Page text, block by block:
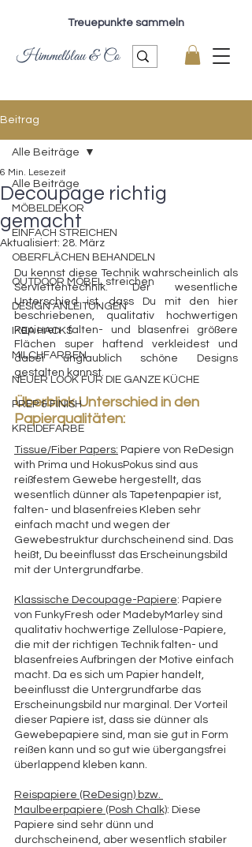
Treuepunkte sammeln
Himmelblau & Co
Beitrag
Alle Beiträge
MÖBELDEKOR
EINFACH STREICHEN
OBERFLÄCHEN BEHANDELN
OUTDOOR MÖBEL streichen
DESIGN ANLEITUNGEN
IKEA HACKS
MILCHFARBEN
NEUER LOOK FÜR DIE GANZE KÜCHE
PREP & FINISH
KREIDEFARBE
Alle Beiträge
Decoupage richtig
gemacht
6 Min. Lesezeit
Aktualisiert: 28. März
Du kennst diese Technik wahrscheinlich als
Serviettentechnik. Der wesentliche
Unterschied ist, dass Du mit den hier
beschriebenen, qualitativ hochwertigen
Papieren falten- und blasenfrei größere
Flächen super haftend verkleidest und
dabei unglaublich schöne Designs
gestalten kannst.
Überblick Unterschied in den
Papierqualitäten:
Tissue/Fiber Papers: Papiere von ReDesign
with Prima und HokusPokus sind aus
reißfestem Gewebe hergestellt, das
wesentlich dünner als Tapetenpapier ist,
falten- und blasenfreies Kleben sehr
einfach macht und wegen der
Gewebestruktur durchscheinend sind. Das
heißt, Du beeinflusst das Erscheinungsbild
mit der Untergrundfarbe.
Klassische Decoupage-Papiere: Papiere
von FunkyFresh oder MadebyMarley sind
qualitativ hochwertige Zellulose-Papiere,
die mit der richtigen Technik falten- und
blasenfreies Aufbringen der Motive einfach
macht. Da es sich um Papier handelt,
beeinflusst die Untergrundfarbe das
Erscheinungsbild nur marginal. Der Vorteil
dieser Papiere ist, dass sie dünner als
Gewebepapiere sind, man sie gut in Form
reißen kann und so gut wie übergangsfrei
überlappend kleben kann.
Reispapiere (ReDesign) bzw.
Maulbeerpapiere (Posh Chalk): Diese
Papiere sind sehr dünn und
durchscheinend, aber wesentlich stabiler